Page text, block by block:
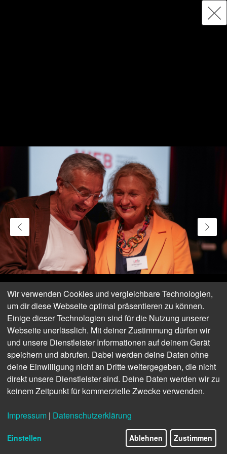
Wir verwenden Cookies und vergleichbare Technologien,
um dir diese Webseite optimal präsentieren zu können.
Einige dieser Technologien sind für die Nutzung unserer
Webseite unerlässlich. Mit deiner Zustimmung dürfen wir
und unsere Dienstleister Informationen auf deinem Gerät
speichern und abrufen. Dabei werden deine Daten ohne
deine Einwilligung nicht an Dritte weitergegeben, die nicht
direkt unsere Dienstleister sind. Deine Daten werden wir zu
keinem Zeitpunkt für kommerzielle Zwecke verwenden.
Impressum | Datenschutzerklärung
Einstellen Ablehnen Zustimmen